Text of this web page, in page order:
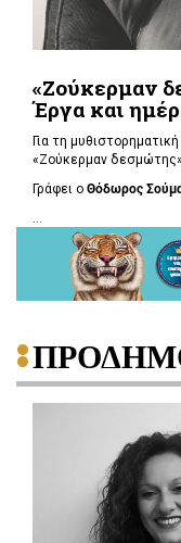
«Ζούκερμαν
Έργα και
Για τη
«Ζούκερμαν
Γράφει ο Θόδωρος